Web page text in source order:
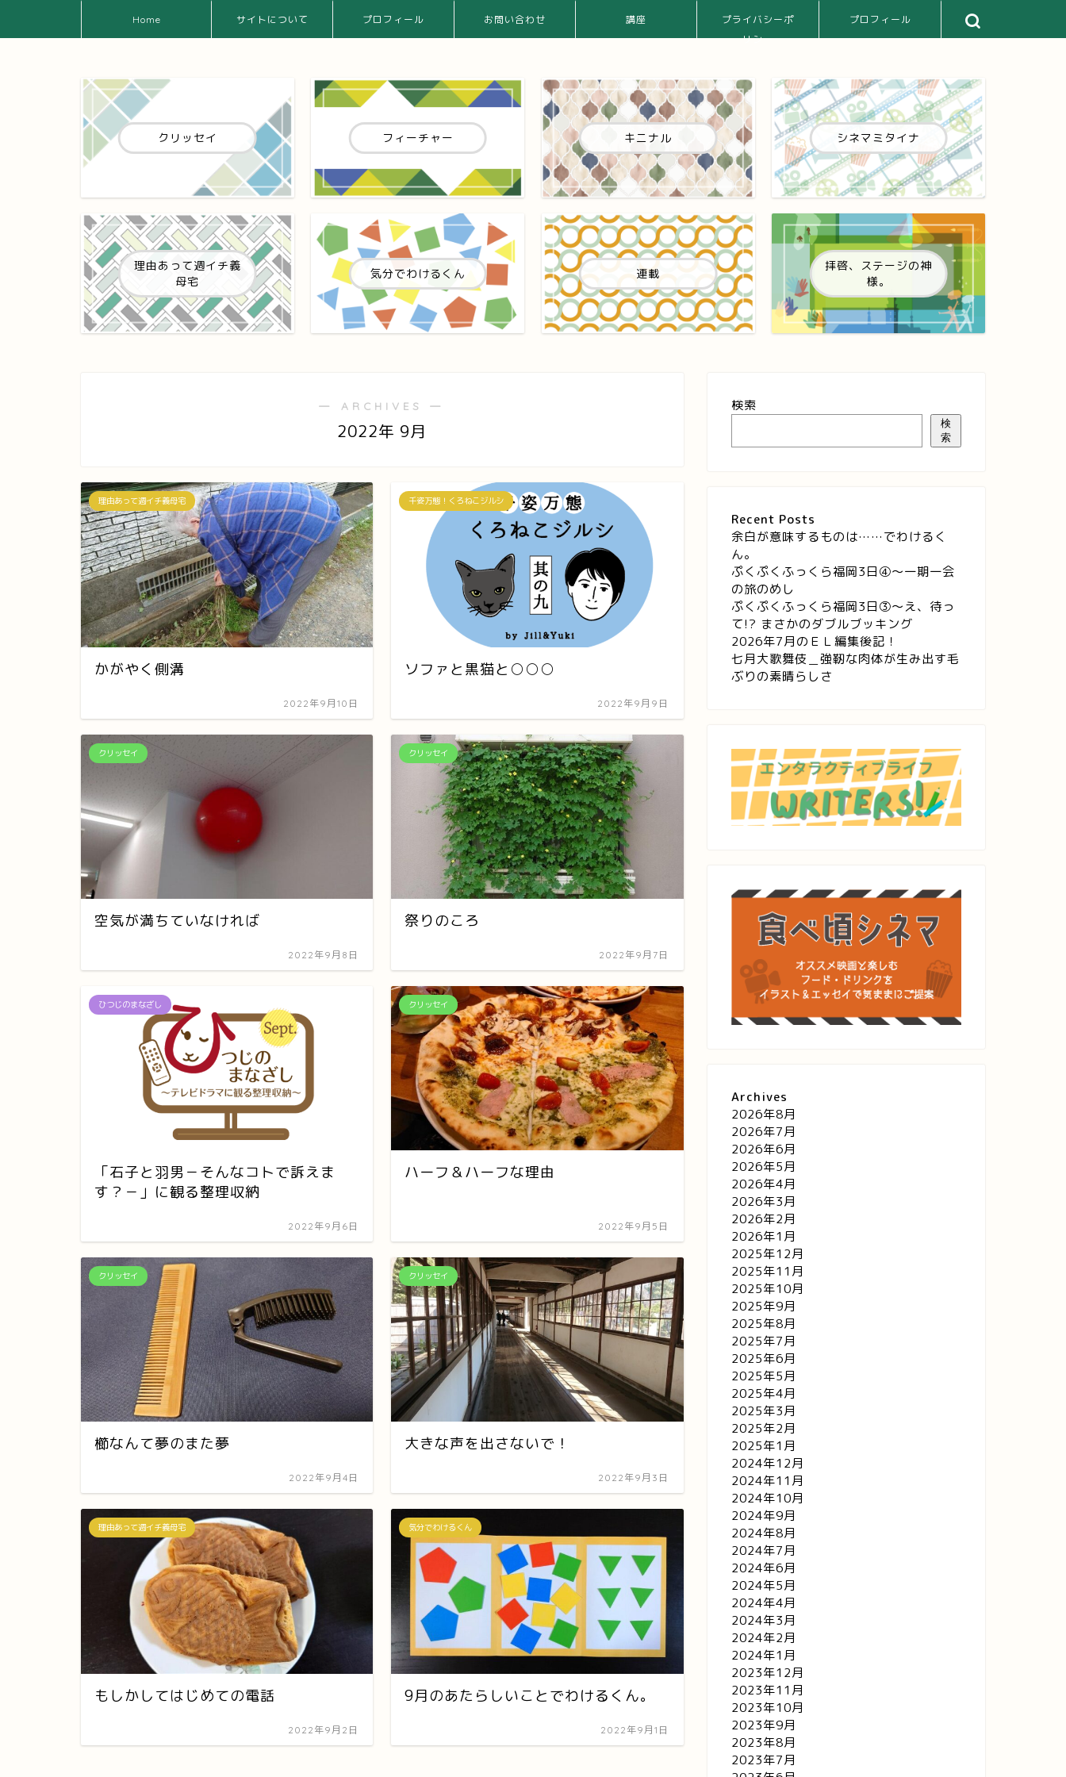
Home サイトについて プロフィール お問い合わせ 講座
プライバシーポ
リシー
プロフィール
クリッセイ フィーチャー キニナル シネマミタイナ
理由あって週イチ義
母宅
気分でわけるくん 連載
拝啓、ステージの神
様。
― ARCHIVES ―
2022年 9月
理由あって週イチ義母宅
かがやく側溝
2022年9月10日
千姿万態！くろねこジルシ
ソファと黒猫と○○○
2022年9月9日
クリッセイ
空気が満ちていなければ
2022年9月8日
クリッセイ
祭りのころ
2022年9月7日
ひつじのまなざし
「石子と羽男－そんなコトで訴えま
す？－」に観る整理収納
2022年9月6日
クリッセイ
ハーフ＆ハーフな理由
2022年9月5日
クリッセイ
櫛なんて夢のまた夢
2022年9月4日
クリッセイ
大きな声を出さないで！
2022年9月3日
理由あって週イチ義母宅
もしかしてはじめての電話
2022年9月2日
気分でわけるくん
9月のあたらしいことでわけるくん。
2022年9月1日
検索
検
索
Recent Posts
余白が意味するものは……でわけるく
ん。
ぷくぷくふっくら福岡3日④～一期一会
の旅のめし
ぷくぷくふっくら福岡3日③～え、待っ
て!? まさかのダブルブッキング
2026年7月のＥＬ編集後記！
七月大歌舞伎＿強靭な肉体が生み出す毛
ぶりの素晴らしさ
Archives
2026年8月
2026年7月
2026年6月
2026年5月
2026年4月
2026年3月
2026年2月
2026年1月
2025年12月
2025年11月
2025年10月
2025年9月
2025年8月
2025年7月
2025年6月
2025年5月
2025年4月
2025年3月
2025年2月
2025年1月
2024年12月
2024年11月
2024年10月
2024年9月
2024年8月
2024年7月
2024年6月
2024年5月
2024年4月
2024年3月
2024年2月
2024年1月
2023年12月
2023年11月
2023年10月
2023年9月
2023年8月
2023年7月